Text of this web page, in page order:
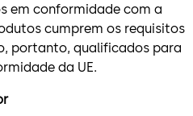
em conformidade com a
cumprem os requisitos
portanto, qualificados para
da UE.